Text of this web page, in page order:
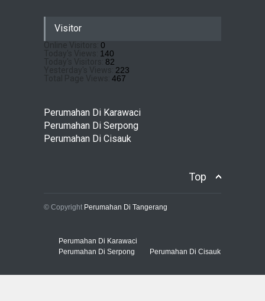
Konsep Tropical Oasis di
Tangerang Selatan
Perumahan Di Pamulang
Visitor
0
140
82
223
467
Perumahan Di Karawaci
Perumahan Di Serpong
Perumahan Di Cisauk
Top
© Copyright Perumahan Di Tangerang
Perumahan Di Karawaci
Perumahan Di Serpong
Perumahan Di Cisauk